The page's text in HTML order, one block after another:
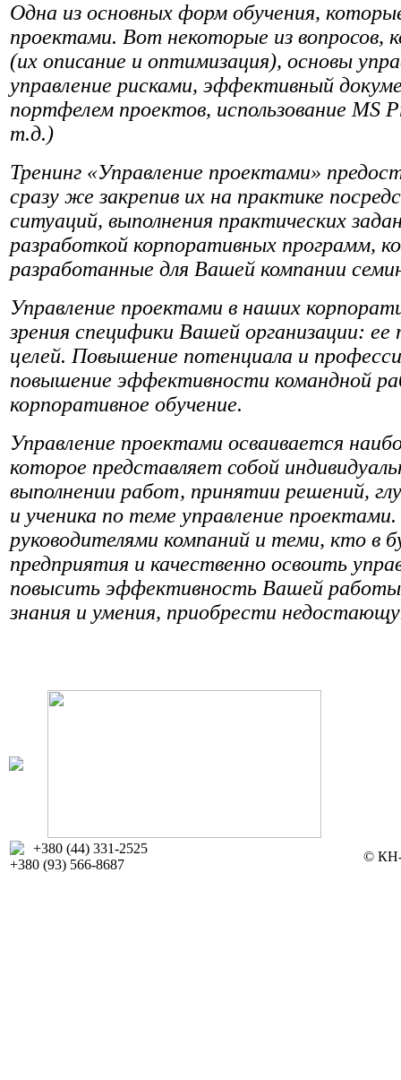
Одна из основных форм обучения,
проектами. Вот некоторые из вопросов,
(их описание и оптимизация), основы
управление рисками, эффективный
портфелем проектов, использование MS
т.д.)
Тренинг «Управление проектами»
сразу же закрепив их на практике
ситуаций, выполнения практических
разработкой корпоративных программ,
разработанные для Вашей компании
Управление проектами в наших
зрения специфики Вашей организации:
целей. Повышение потенциала и
повышение эффективности командной
корпоративное обучение.
Управление проектами осваивается
которое представляет собой
выполнении работ, принятии решений,
и ученика по теме управление
руководителями компаний и теми, кто в
предприятия и качественно освоить
повысить эффективность Вашей
знания и умения, приобрести
+380 (44) 331-2525
+380 (93) 566-8687
© КН-